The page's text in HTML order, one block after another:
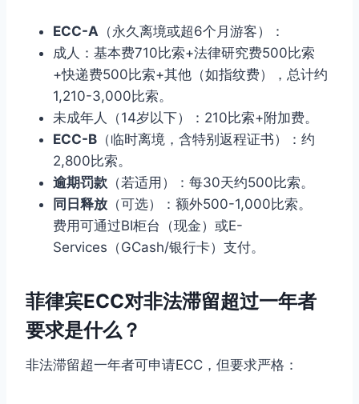
ECC-A （永久离境或超6个月游客）：
成人：基本费710比索+法律研究费500比索
+快递费500比索+其他（如指纹费），总计约
1,210-3,000比索。
未成年人（14岁以下）：210比索+附加费。
ECC-B （临时离境，含特别返程证书）：约
2,800比索。
逾期罚款 （若适用）：每30天约500比索。
同日释放 （可选）：额外500-1,000比索。
费用可通过BI柜台（现金）或E-
Services（GCash/银行卡）支付。
菲律宾ECC对非法滞留超过一年者
要求是什么？
非法滞留超一年者可申请ECC，但要求严格：